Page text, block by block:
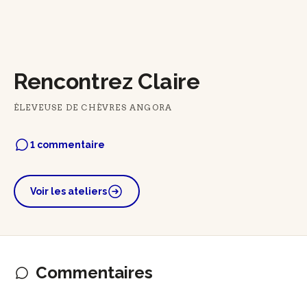
Rencontrez Claire
ÉLEVEUSE DE CHÈVRES ANGORA
1 commentaire
Voir les ateliers
Commentaires